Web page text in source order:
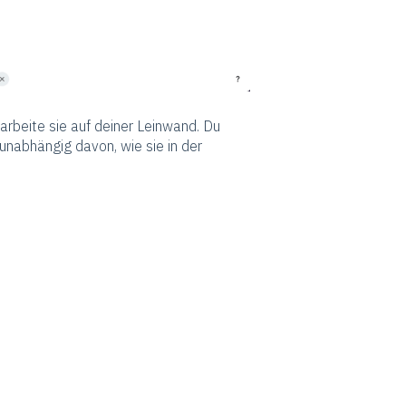
sie auf deiner Leinwand. Du
davon, wie sie in der